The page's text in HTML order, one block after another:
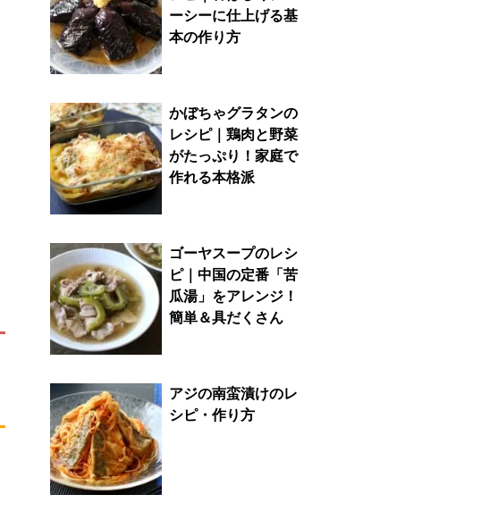
ーシーに仕上げる基
本の作り方
かぼちゃグラタンの
レシピ｜鶏肉と野菜
がたっぷり！家庭で
作れる本格派
ゴーヤスープのレシ
ピ｜中国の定番「苦
瓜湯」をアレンジ！
簡単＆具だくさん
アジの南蛮漬けのレ
シピ・作り方